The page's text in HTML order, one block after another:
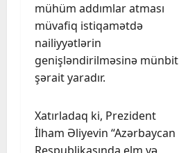
mühüm addımlar atması
müvafiq istiqamətdə
nailiyyətlərin
genişləndirilməsinə münbit
şərait yaradır.
Xatırladaq ki, Prezident
İlham Əliyevin “Azərbaycan